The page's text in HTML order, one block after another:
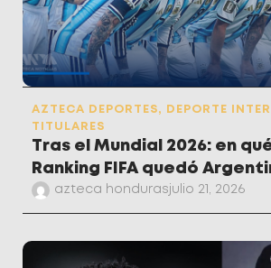
AZTECA DEPORTES, DEPORTE
TITULARES
Tras el Mundial 2026: en
Ranking FIFA quedó
azteca hondurasjulio 21, 2026